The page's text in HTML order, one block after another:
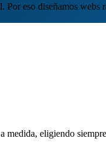
eso diseñamos
medida, eligiendo